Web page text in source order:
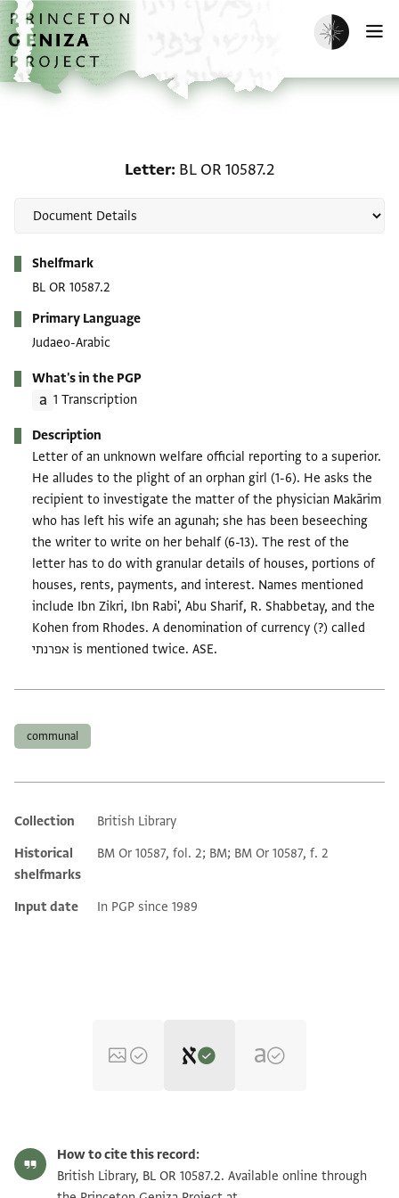
Skip to main content
home
Enable dark
Letter BL OR 10587.2
Shelfmark
BL OR 10587.2
Primary Language
Judaeo-Arabic
What's in the PGP
1 Transcription
Description
Letter of an unknown welfare official reporting to a superior.
He alludes to the plight of an orphan girl (1-6). He asks the
recipient to investigate the matter of the physician Makārim
who has left his wife an agunah; she has been beseeching
the writer to write on her behalf (6-13). The rest of the
letter has to do with granular details of houses, portions of
houses, rents, payments, and interest. Names mentioned
include Ibn Zikri, Ibn Rabi', Abu Sharif, R. Shabbetay, and the
Kohen from Rhodes. A denomination of currency (?) called
אפרנתי is mentioned twice. ASE.
communal
Additional metadata
Collection
British Library
Historical
shelfmarks
BM Or 10587, fol. 2; BM; BM Or 10587, f. 2
Input date In PGP since 1989
Eliyahu Ashtor,History of the Jews in Egypt and Syria under the
Rule of the Mamlūks‎(in Hebrew) (Mossad Harav Kook, 1970), vol.
How to cite this record:
British Library, BL OR 10587.2. Available online through